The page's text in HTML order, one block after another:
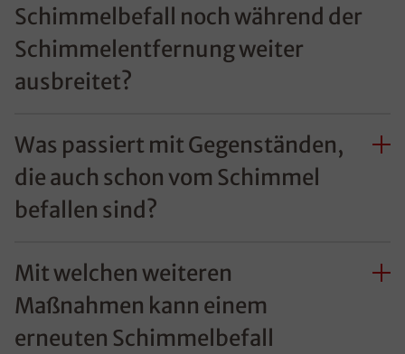
Schimmelbefall noch während der
Schimmelentfernung weiter
ausbreitet?
Was passiert mit Gegenständen,
die auch schon vom Schimmel
befallen sind?
Mit welchen weiteren
Maßnahmen kann einem
erneuten Schimmelbefall